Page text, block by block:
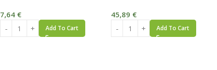
7,64 €
Add To Cart
45,89 €
Add To Cart